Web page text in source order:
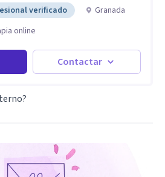
verificado
Granada
online
Contactar